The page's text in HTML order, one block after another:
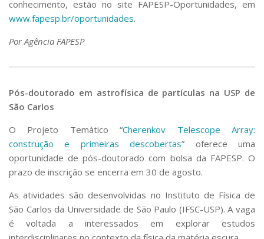
conhecimento, estão no site FAPESP-Oportunidades, em
www.fapesp.br/oportunidades.
Por Agência FAPESP
Pós-doutorado em astrofísica de partículas na USP de
São Carlos
O Projeto Temático “Cherenkov Telescope Array:
construção e primeiras descobertas” oferece uma
oportunidade de pós-doutorado com bolsa da FAPESP. O
prazo de inscrição se encerra em 30 de agosto.
As atividades são desenvolvidas no Instituto de Física de
São Carlos da Universidade de São Paulo (IFSC-USP). A vaga
é voltada a interessados em explorar estudos